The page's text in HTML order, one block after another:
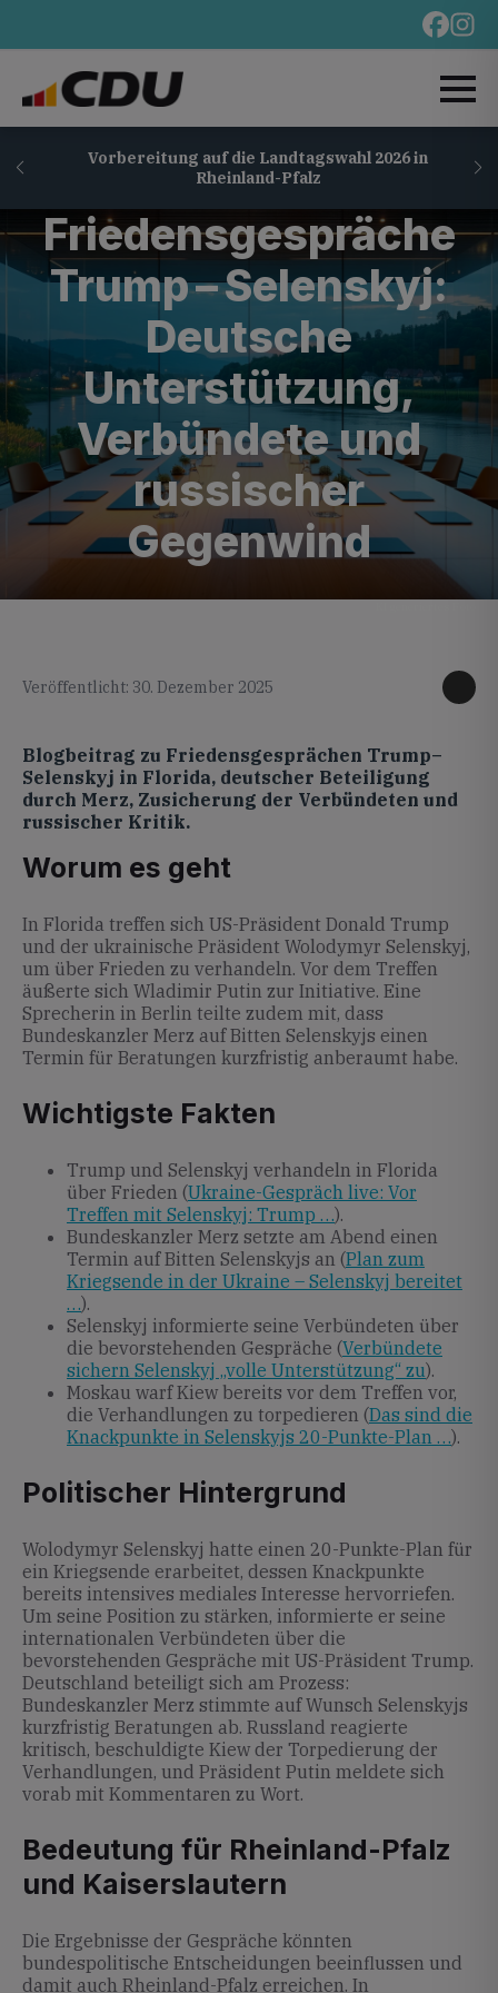
Vorbereitung auf die Landtagswahl 2026 in
Rheinland-Pfalz
Friedensgespräche
Trump – Selenskyj:
Deutsche
Unterstützung,
Verbündete und
russischer
Gegenwind
Veröffentlicht: 30. Dezember 2025
Blogbeitrag zu Friedensgesprächen Trump–
Selenskyj in Florida, deutscher Beteiligung
durch Merz, Zusicherung der Verbündeten und
russischer Kritik.
Worum es geht
In Florida treffen sich US-Präsident Donald Trump
und der ukrainische Präsident Wolodymyr Selenskyj,
um über Frieden zu verhandeln. Vor dem Treffen
äußerte sich Wladimir Putin zur Initiative. Eine
Sprecherin in Berlin teilte zudem mit, dass
Bundeskanzler Merz auf Bitten Selenskyjs einen
Termin für Beratungen kurzfristig anberaumt habe.
Wichtigste Fakten
Trump und Selenskyj verhandeln in Florida
über Frieden (Ukraine-Gespräch live: Vor
Treffen mit Selenskyj: Trump …).
Bundeskanzler Merz setzte am Abend einen
Termin auf Bitten Selenskyjs an (Plan zum
Kriegsende in der Ukraine – Selenskyj bereitet
…).
Selenskyj informierte seine Verbündeten über
die bevorstehenden Gespräche (Verbündete
sichern Selenskyj „volle Unterstützung“ zu).
Moskau warf Kiew bereits vor dem Treffen vor,
die Verhandlungen zu torpedieren (Das sind die
Knackpunkte in Selenskyjs 20-Punkte-Plan …).
Politischer Hintergrund
Wolodymyr Selenskyj hatte einen 20-Punkte-Plan für
ein Kriegsende erarbeitet, dessen Knackpunkte
bereits intensives mediales Interesse hervorriefen.
Um seine Position zu stärken, informierte er seine
internationalen Verbündeten über die
bevorstehenden Gespräche mit US-Präsident Trump.
Deutschland beteiligt sich am Prozess:
Bundeskanzler Merz stimmte auf Wunsch Selenskyjs
kurzfristig Beratungen ab. Russland reagierte
kritisch, beschuldigte Kiew der Torpedierung der
Verhandlungen, und Präsident Putin meldete sich
vorab mit Kommentaren zu Wort.
Bedeutung für Rheinland-Pfalz
und Kaiserslautern
Die Ergebnisse der Gespräche könnten
bundespolitische Entscheidungen beeinflussen und
damit auch Rheinland-Pfalz erreichen. In